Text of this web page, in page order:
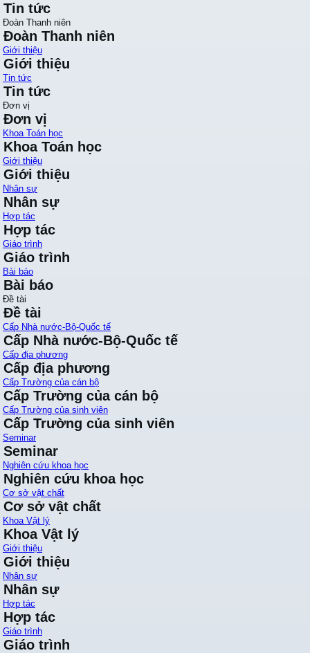
Tin tức
Đoàn Thanh niên
Đoàn Thanh niên
Giới thiệu
Giới thiệu
Tin tức
Tin tức
Đơn vị
Đơn vị
Khoa Toán học
Khoa Toán học
Giới thiệu
Giới thiệu
Nhân sự
Nhân sự
Hợp tác
Hợp tác
Giáo trình
Giáo trình
Bài báo
Bài báo
Đề tài
Đề tài
Cấp Nhà nước-Bộ-Quốc tế
Cấp Nhà nước-Bộ-Quốc tế
Cấp địa phương
Cấp địa phương
Cấp Trường của cán bộ
Cấp Trường của cán bộ
Cấp Trường của sinh viên
Cấp Trường của sinh viên
Seminar
Seminar
Nghiên cứu khoa học
Nghiên cứu khoa học
Cơ sở vật chất
Cơ sở vật chất
Khoa Vật lý
Khoa Vật lý
Giới thiệu
Giới thiệu
Nhân sự
Nhân sự
Hợp tác
Hợp tác
Giáo trình
Giáo trình